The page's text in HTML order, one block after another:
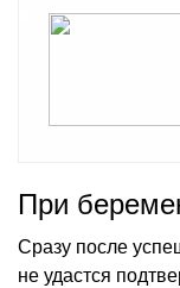
При
Сразу после
не удастся